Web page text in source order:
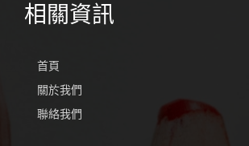
相關資訊
首頁
關於我們
聯絡我們